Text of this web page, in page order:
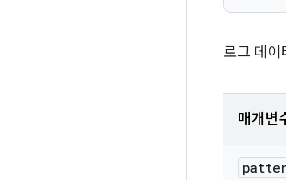
로그 데
매개변